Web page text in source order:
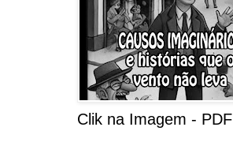
Clik na Imagem - PDF